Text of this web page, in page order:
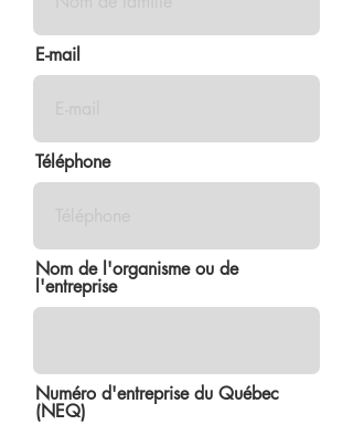
E-mail
Téléphone
Nom de l'organisme ou de
l'entreprise
Numéro d'entreprise du Québec
(NEQ)